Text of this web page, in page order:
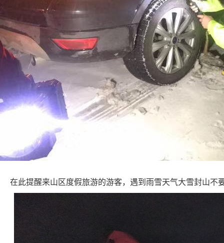
在此提醒来山区度假旅游的游客，遇到雨雪天气大雪封山不